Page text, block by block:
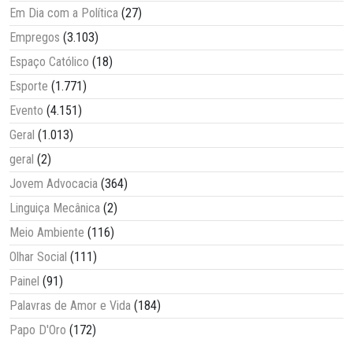
Em Dia com a Política (27)
Empregos (3.103)
Espaço Católico (18)
Esporte (1.771)
Evento (4.151)
Geral (1.013)
geral (2)
Jovem Advocacia (364)
Linguiça Mecânica (2)
Meio Ambiente (116)
Olhar Social (111)
Painel (91)
Palavras de Amor e Vida (184)
Papo D'Oro (172)